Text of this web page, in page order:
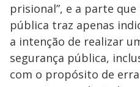
prisional”, e a parte
pública traz apenas
a intenção de realizar
segurança pública,
com o propósito de